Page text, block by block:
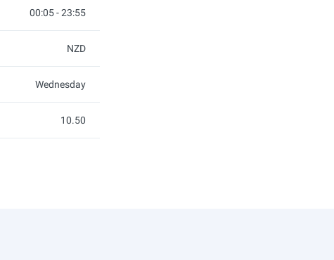
00:05 - 23:55
NZD
Wednesday
10.50